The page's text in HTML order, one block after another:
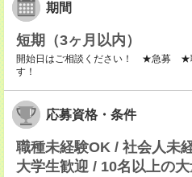
期間
短期（3ヶ月以内）
開始日はご相談ください！ ★急募 ★
す！
応募資格・条件
職種未経験OK / 社会人未
大学生歓迎 / 10名以上の